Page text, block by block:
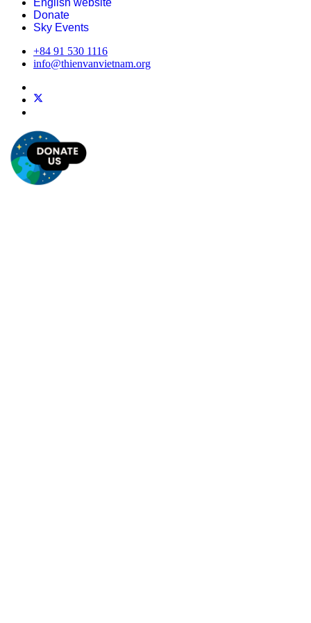
English website
Donate
Sky Events
+84 91 530 1116
info@thienvanvietnam.org